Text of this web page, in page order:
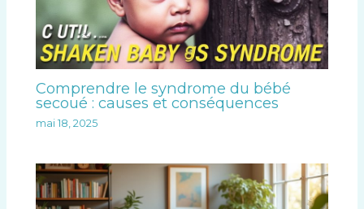
Comprendre le syndrome du bébé
secoué : causes et conséquences
mai 18, 2025